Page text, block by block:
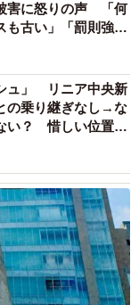
害に怒りの声 「何
も古い」「罰則強化
ュ」 リニア中央新
の乗り継ぎなし→な
い？ 惜しい位置関